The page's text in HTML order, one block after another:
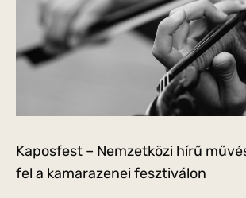
Kaposfest – Nemzetközi hírű
fel a kamarazenei fesztiválon